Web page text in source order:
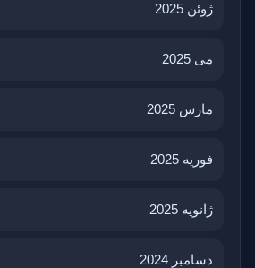
ژوئن 2025
می 2025
مارس 2025
فوریه 2025
ژانویه 2025
دسامبر 2024